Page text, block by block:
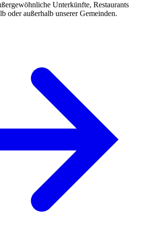
Unterkünfte, Restaurants
oder außerhalb unserer Gemeinden.